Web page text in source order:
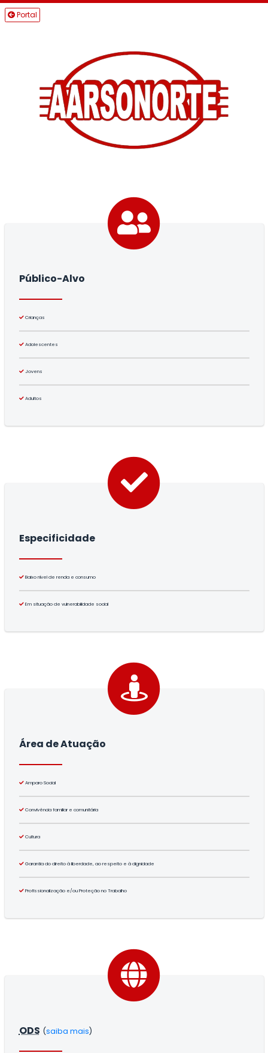
Portal
Público-Alvo
Crianças
Adolescentes
Jovens
Adultos
Especificidade
Baixo nível de renda e consumo
Em situação de vulnerabilidade social
Área de Atuação
Amparo Social
Convivência familiar e comunitária
Cultura
Garantia do direito à liberdade, ao respeito e à dignidade
Profissionalização e/ou Proteção no Trabalho
ODS (saiba mais)